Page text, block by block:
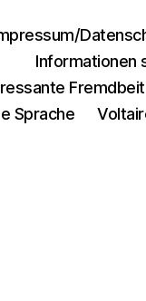
Informationen
Sprache